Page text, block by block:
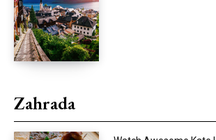
Zahrada